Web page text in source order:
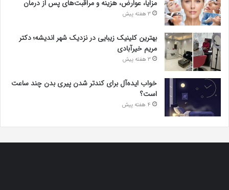
مزایا، عوارض، هزینه و مراقبت‌های پس از درمان
3 هفته پیش
بهترین کلینیک زیبایی در نزدیک شهر اندیشه؛ دکتر
مریم خیرآبادی
3 هفته پیش
خواب ایده‌آل برای کندتر شدن پیری بدن چند ساعت
است؟
4 هفته پیش